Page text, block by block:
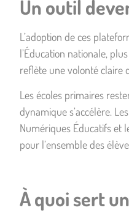
Un outil
L’adoption de ces
l’Éducation nationale,
reflète une volonté claire
Les écoles primaires
dynamique s’accélère.
Numériques Éducatifs et
pour l’ensemble des
À quoi sert